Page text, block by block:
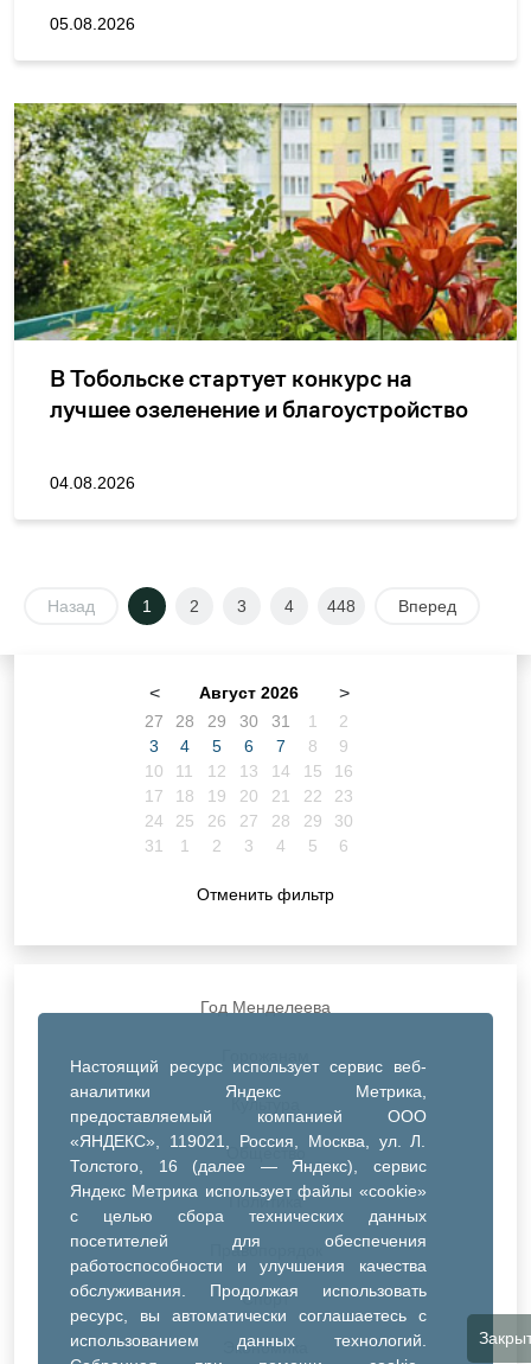
Настоящий ресурс использует сервис веб-
аналитики Яндекс Метрика,
предоставляемый компанией ООО
«ЯНДЕКС», 119021, Россия, Москва, ул. Л.
Толстого, 16 (далее — Яндекс), сервис
Яндекс Метрика использует файлы «cookie»
с целью сбора технических данных
посетителей для обеспечения
работоспособности и улучшения качества
обслуживания. Продолжая использовать
ресурс, вы автоматически соглашаетесь с
использованием данных технологий.
бесплатном онлайн-вебинаре
05.08.2026
В Тобольске стартует конкурс на
лучшее озеленение и благоустройство
04.08.2026
Назад 1 2 3 4 448 Вперед
< Август 2026 >
27 28 29 30 31 1
2
3
4 5 6 7 8
9
10
11 12 13 14 15
16
17
18 19 20 21 22
23
24
25 26 27 28 29
30
31
1 2 3 4 5 6
Отменить фильтр
Год Менделеева
Культура
Общество
Политика
Правопорядок
Спорт
Экономика